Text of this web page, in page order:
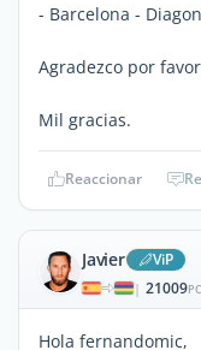
- Barcelona -
Agradezco por
Mil gracias.
Reaccionar
Javier ViP
| 21009
Hola fernandomic,